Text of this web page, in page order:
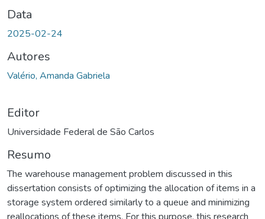
Data
2025-02-24
Autores
Valério, Amanda Gabriela
Editor
Universidade Federal de São Carlos
Resumo
The warehouse management problem discussed in this
dissertation consists of optimizing the allocation of items in a
storage system ordered similarly to a queue and minimizing